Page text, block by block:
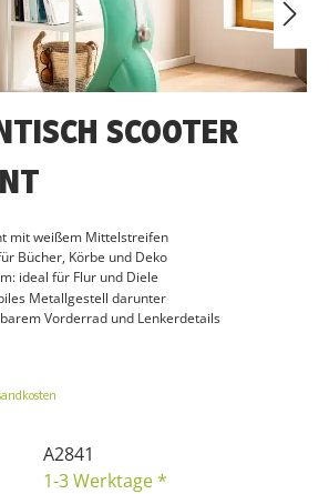
SCOOTER
mit weißem Mittelstreifen
Bücher, Körbe und Deko
ideal für Flur und Diele
Metallgestell darunter
Vorderrad und Lenkerdetails
A2841
1-3 Werktage *